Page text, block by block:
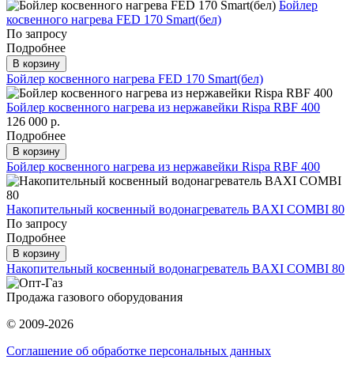
Бойлер
косвенного нагрева FED 170 Smart(бел)
По запросу
Подробнее
В корзину
Бойлер косвенного нагрева FED 170 Smart(бел)
Бойлер косвенного нагрева из нержавейки Rispa RBF 400
126 000 р.
Подробнее
В корзину
Бойлер косвенного нагрева из нержавейки Rispa RBF 400
Накопительный косвенный водонагреватель BAXI COMBI 80
По запросу
Подробнее
В корзину
Накопительный косвенный водонагреватель BAXI COMBI 80
Продажа газового оборудования
© 2009-2026
Соглашение об обработке персональных данных